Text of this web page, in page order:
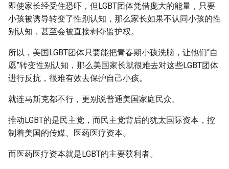
即使家长经受住恐吓，但LGBT团体凭借庞大的能量，只要
小孩被诱导转变了性别认知，那么家长如果不认同小孩的性
别认知，甚至会被直接剥夺监护权。
所以，美国LGBT团体只要能把青春期小孩洗脑，让他们“自
愿”转变性别认知，那么美国家长就很难去对这些LGBT团体
进行反抗，很难有效去保护自己小孩。
就连马斯克都不行，更别说普通美国家庭民众。
推动LGBT的是民主党，而民主党背后的犹太国际资本，控
制着美国的传媒、医药医疗资本。
而医药医疗资本就是LGBT的主要获利者。